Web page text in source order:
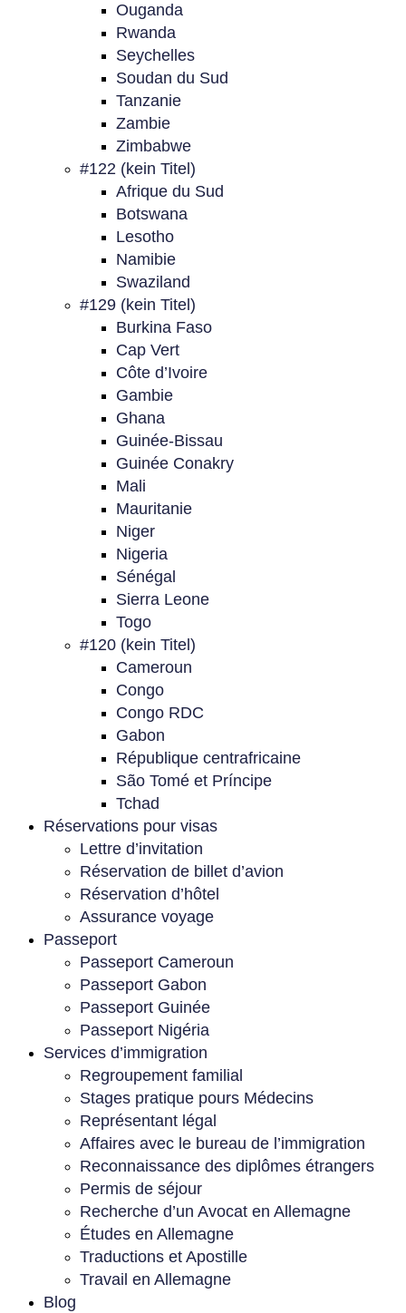
Ouganda
Rwanda
Seychelles
Soudan du Sud
Tanzanie
Zambie
Zimbabwe
#122 (kein Titel)
Afrique du Sud
Botswana
Lesotho
Namibie
Swaziland
#129 (kein Titel)
Burkina Faso
Cap Vert
Côte d’Ivoire
Gambie
Ghana
Guinée-Bissau
Guinée Conakry
Mali
Mauritanie
Niger
Nigeria
Sénégal
Sierra Leone
Togo
#120 (kein Titel)
Cameroun
Congo
Congo RDC
Gabon
République centrafricaine
São Tomé et Príncipe
Tchad
Réservations pour visas
Lettre d’invitation
Réservation de billet d’avion
Réservation d’hôtel
Assurance voyage
Passeport
Passeport Cameroun
Passeport Gabon
Passeport Guinée
Passeport Nigéria
Services d’immigration
Regroupement familial
Stages pratique pours Médecins
Représentant légal
Affaires avec le bureau de l’immigration
Reconnaissance des diplômes étrangers
Permis de séjour
Recherche d’un Avocat en Allemagne
Études en Allemagne
Traductions et Apostille
Travail en Allemagne
Blog